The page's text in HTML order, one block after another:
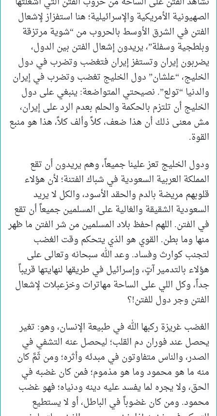
الصهيونية الأمريكية والإسرائيلية؛ هنا استفزاز لإشعال
الفتن في الشرق الأوسط بالحروب من “شوية مرتزقة
وبلطجية وسفلة”، يريدون إشعال الفتن بين الدول،
يضربون إيران وتستفز إيران فتغضب وتضرب في دول
الخليج، “علشان” دول الخليج تغضب وتضرب في إيران
والدنيا “تولع”. نصيحتي المتواضعة: ينبغي على دول
الخليج أن تلتزم بالحكمة والحلم بعدم الرد على إيران،
مش معنى ذلك أن هذا ضعف، كلاً وألف كلاً، هذا هو منبع
القوة.
ودول الخليج تعز علينا جميعاً، وهم يريدون أن تقع
المملكة العربية السعودية في شباك الفتنة؛ لأن هؤلاء
قلوبهم مريضة بالدم والحقد الأسود، والكل لا يريد
السعودية الشقيقة والغالية على المسلمين جميعاً أن تقع
في الفتن. اللهم احفظ بلاد المسلمين من شر الفتن ما ظهر
منها وما بطن. القوي هو الذي يتحكم وقت الغضب
لتجنب كوارث وفساد. وعد الله سبحانه وتعالى على
هؤلاء بالتدمير آتٍ، وإسرائيل في طريقها لنهايتها قريباً
جداً، وكل اللي على الساحة مهاترات وخزعبلات لإشعال
الفتن وجر دول للفتن!؟
الغضب غريزة ركبها الله في طبيعة الإنسان، وهو: تغير
يحصل عند فوران دم القلب؛ ليحصل عنه التشفي في
الصدر، والناس متفاوتون في مبدئه وأثره؛ ومن ثَمَّ كان
منه ما هو محمود وما هو مذموم؛ فمن كان غضبه في
الحق، ولا يجره لما يفسد عليه دينه ودنياه؛ فهو غضب
محمود. ومن كان غضوباً في الباطل، أو لا يستطيع